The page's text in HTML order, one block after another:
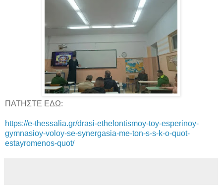
ΠΑΤΗΣΤΕ ΕΔΩ:
https://e-thessalia.gr/drasi-ethelontismoy-toy-esperinoy-
gymnasioy-voloy-se-synergasia-me-ton-s-s-k-o-quot-
estayromenos-quot/